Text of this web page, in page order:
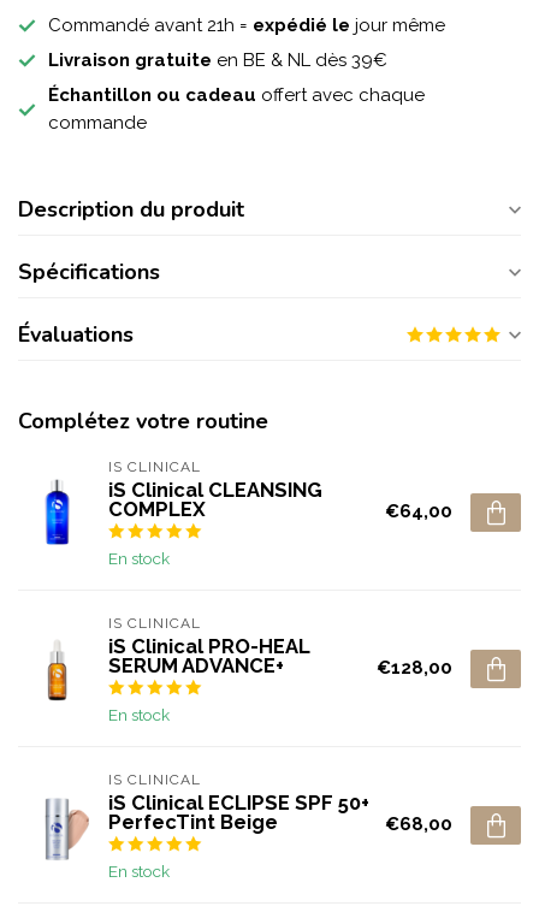
Commandé avant 21h = expédié le jour même
Livraison gratuite en BE & NL dès 39€
Échantillon ou cadeau offert avec chaque
commande
Description du produit
Spécifications
Évaluations
Complétez votre routine
IS CLINICAL
iS Clinical CLEANSING
COMPLEX
En stock
€64,00
IS CLINICAL
iS Clinical PRO-HEAL
SERUM ADVANCE+
En stock
€128,00
IS CLINICAL
iS Clinical ECLIPSE SPF 50+
PerfecTint Beige
En stock
€68,00